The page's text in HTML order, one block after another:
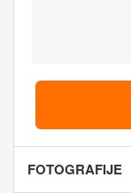
FOTOGRAFIJE